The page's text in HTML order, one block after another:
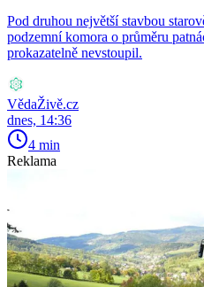
Pod druhou největší stavbou
podzemní komora o průměru
prokazatelně nevstoupil.
VědaŽivě.cz
dnes, 14:36
4 min
Reklama